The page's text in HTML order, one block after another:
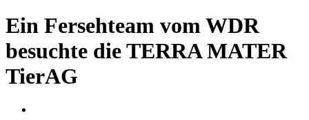
Ein Fersehteam vom WDR
besuchte die TERRA MATER
TierAG